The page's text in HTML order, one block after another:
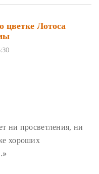
СХЕМЫ ЛАМРИМА(3)
(2)
цветке Лотоса
ни просветления, ни
хороших